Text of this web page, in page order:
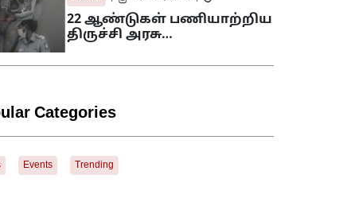
22 ஆண்டுகள் பணியாற்றிய
திருச்சி அரசு…
Categories
Events Trending